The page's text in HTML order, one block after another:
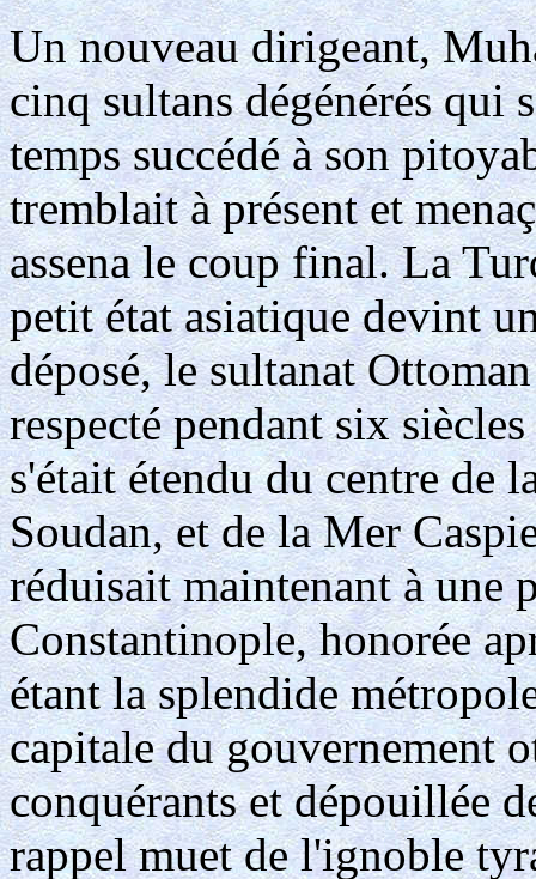
Un nouveau dirigeant,
cinq sultans dégénérés qui
temps succédé à son
tremblait à présent et
assena le coup final. La
petit état asiatique devint
déposé, le sultanat
respecté pendant six
s'était étendu du centre de
Soudan, et de la Mer
réduisait maintenant à une
Constantinople, honorée
étant la splendide
capitale du gouvernement
conquérants et dépouillée
rappel muet de l'ignoble